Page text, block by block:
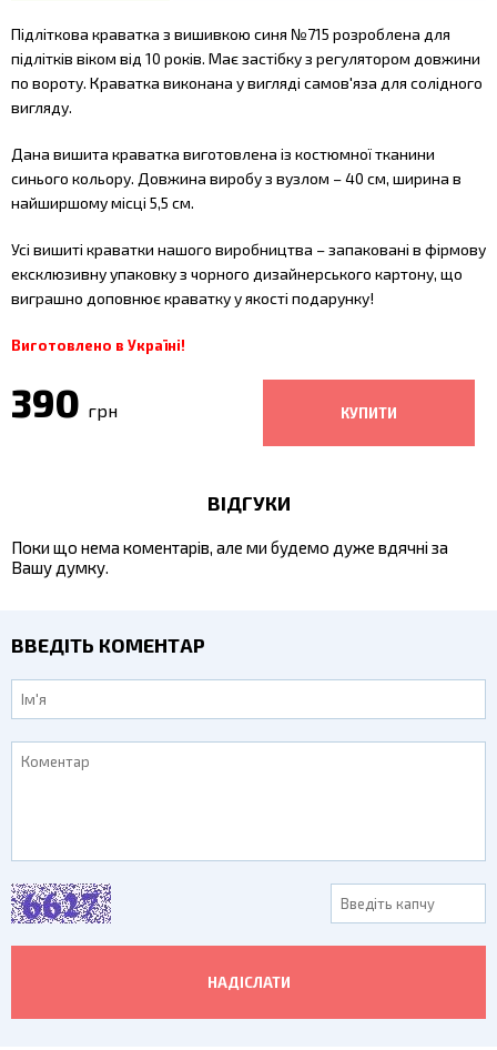
Підліткова краватка з вишивкою синя №715 розроблена для
підлітків віком від 10 років. Має застібку з регулятором довжини
по вороту. Краватка виконана у вигляді самов'яза для солідного
вигляду.
Дана вишита краватка виготовлена із костюмної тканини
синього кольору. Довжина виробу з вузлом – 40 см, ширина в
найширшому місці 5,5 см.
Усі вишиті краватки нашого виробництва – запаковані в фірмову
ексклюзивну упаковку з чорного дизайнерського картону, що
виграшно доповнює краватку у якості подарунку!
Виготовлено в Україні!
390 грн
ВІДГУКИ
Поки що нема коментарів, але ми будемо дуже вдячні за
Вашу думку.
ВВЕДІТЬ КОМЕНТАР